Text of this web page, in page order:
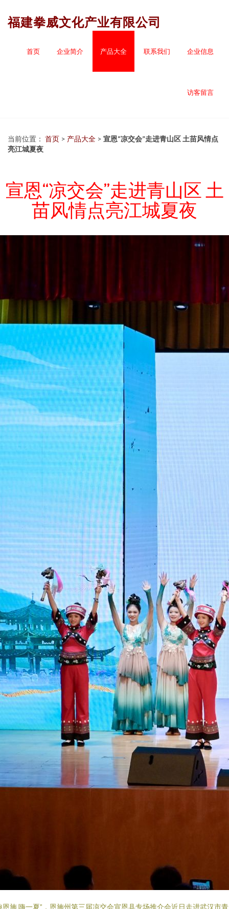
福建拳威文化产业有限公司
首页 企业简介 产品大全 联系我们 企业信息
访客留言
当前位置： 首页 > 产品大全 > 宣恩“凉交会”走进青山区 土苗风情点
亮江城夏夜
宣恩“凉交会”走进青山区 土
苗风情点亮江城夏夜
恩施 嗨一夏”，恩施州第三届凉交会宣恩县专场推介会近日走进武汉市